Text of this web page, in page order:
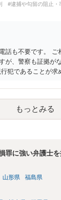
#逮捕や勾留の阻止・
話も不要です。
が、警察も証拠が
犯であることが
結局、立件できな
ます。
もっとみる
罪に強い弁護士
山形県 福島県